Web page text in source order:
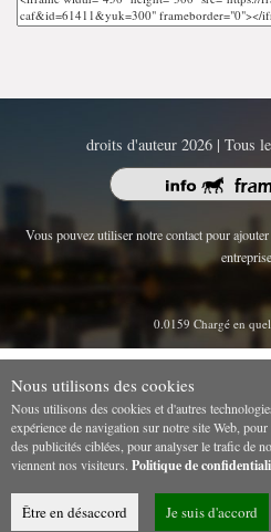
droits d'auteur 2026 | Tous
Vous pouvez utiliser notre contact pour
0.0159 Chargé en
Nous utilisons des cookies
Nous utilisons des cookies et d'autres
expérience de navigation sur notre site Web,
des publicités ciblées, pour analyser le trafic de
viennent nos visiteurs. Politique de
Être en désaccord Je suis d'accord